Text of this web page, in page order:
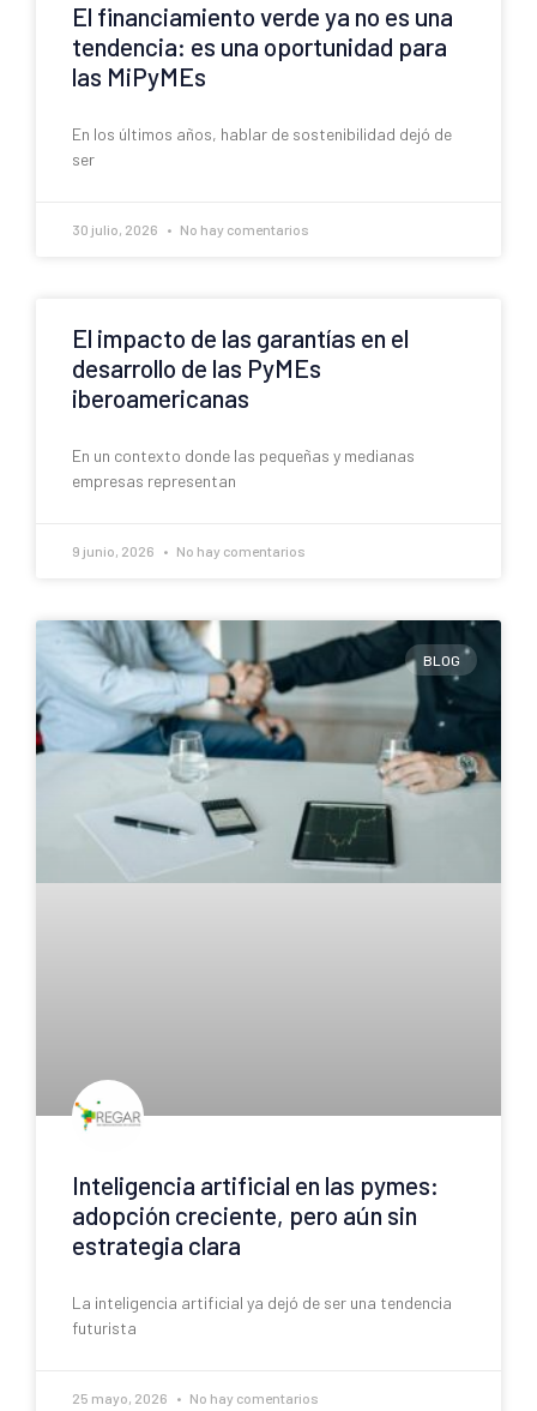
El financiamiento verde ya no es una
tendencia: es una oportunidad para
las MiPyMEs
En los últimos años, hablar de sostenibilidad dejó de
ser
30 julio, 2026 No hay comentarios
El impacto de las garantías en el
desarrollo de las PyMEs
iberoamericanas
En un contexto donde las pequeñas y medianas
empresas representan
9 junio, 2026 No hay comentarios
BLOG
Inteligencia artificial en las pymes:
adopción creciente, pero aún sin
estrategia clara
La inteligencia artificial ya dejó de ser una tendencia
futurista
25 mayo, 2026 No hay comentarios